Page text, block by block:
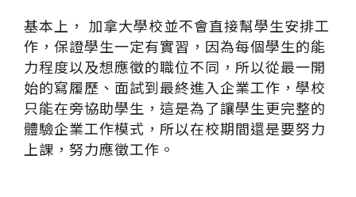
基本上， 加拿大學校並不會直接幫學生安排工
作，保證學生一定有實習，因為每個學生的能
力程度以及想應徵的職位不同，所以從最一開
始的寫履歷、面試到最終進入企業工作，學校
只能在旁協助學生，這是為了讓學生更完整的
體驗企業工作模式，所以在校期間還是要努力
上課，努力應徵工作。